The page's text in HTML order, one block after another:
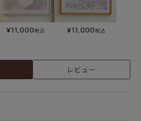
¥11,000税込 ¥11,000税込
レビュー